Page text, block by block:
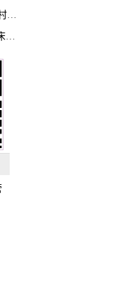
（乡村“头雁”）三代腌一味 一颗雪菜背后的乡村致富经
虹桥健康科技产业创新中心亮相老博会：让临床“需求”定义银发经济新生态